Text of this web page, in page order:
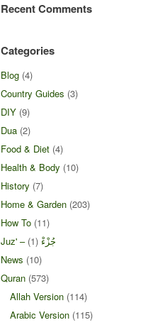
Recent Comments
Categories
Blog (4)
Country Guides (3)
DIY (9)
Dua (2)
Food & Diet (4)
Health & Body (10)
History (7)
Home & Garden (203)
How To (11)
Juz' – جُزْءْ (1)
News (10)
Quran (573)
Allah Version (114)
Arabic Version (115)